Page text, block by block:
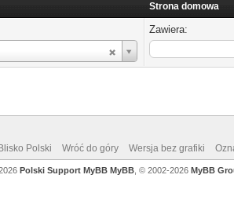
Strona domowa
Zawiera:
Blisko Polski Wróć do góry Wersja bez grafiki
Polski Support MyBB MyBB , © 2002-2026 MyBB